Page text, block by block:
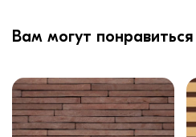
Вам могут понравиться